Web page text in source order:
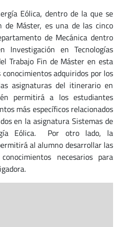
Eólica, dentro de la que se
de Máster, es una de las cinco
de Mecánica dentro
Investigación en Tecnologías
Trabajo Fin de Máster en esta
adquiridos por los
asignaturas del itinerario en
permitirá a los estudiantes
más específicos relacionados
en la asignatura Sistemas de
Eólica. Por otro lado, la
al alumno desarrollar las
necesarios para